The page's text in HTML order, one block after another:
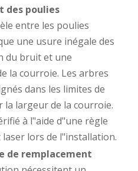
des poulies
entre les poulies
une usure inégale des
du bruit et une
la courroie. Les arbres
dans les limites de
la largeur de la courroie.
à l"aide d"une règle
lors de l"installation.
de remplacement